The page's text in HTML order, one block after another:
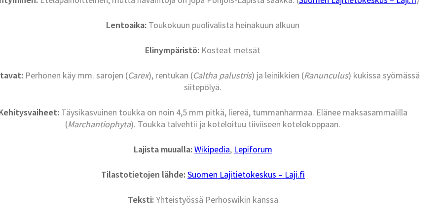
Lentoaika: Toukokuun puolivälistä heinäkuun alkuun
Elinympäristö: Kosteat metsät
Perhonen käy mm. sarojen (Carex), rentukan (Caltha palustris) ja leinikkien (Ranunculus) kukissa syömässä
siitepölyä.
Täysikasvuinen toukka on noin 4,5 mm pitkä, liereä, tummanharmaa. Elänee maksasammalilla
(Marchantiophyta). Toukka talvehtii ja koteloituu tiiviiseen kotelokoppaan.
Lajista muualla:Wikipedia, Lepiforum
Tilastotietojen lähde:Suomen Lajitietokeskus – Laji.fi
Teksti:Yhteistyössä Perhoswikin kanssa